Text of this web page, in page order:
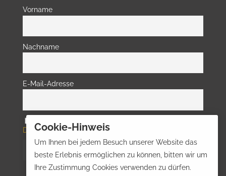
Vorname
Nachname
E-Mail-Adresse
Hiermit akzeptiere ich die
Datenschutzbestimmungen
Cookie-Hinweis
Um Ihnen bei jedem Besuch unserer Website das
beste Erlebnis ermöglichen zu können, bitten wir um
Ihre Zustimmung Cookies verwenden zu dürfen.